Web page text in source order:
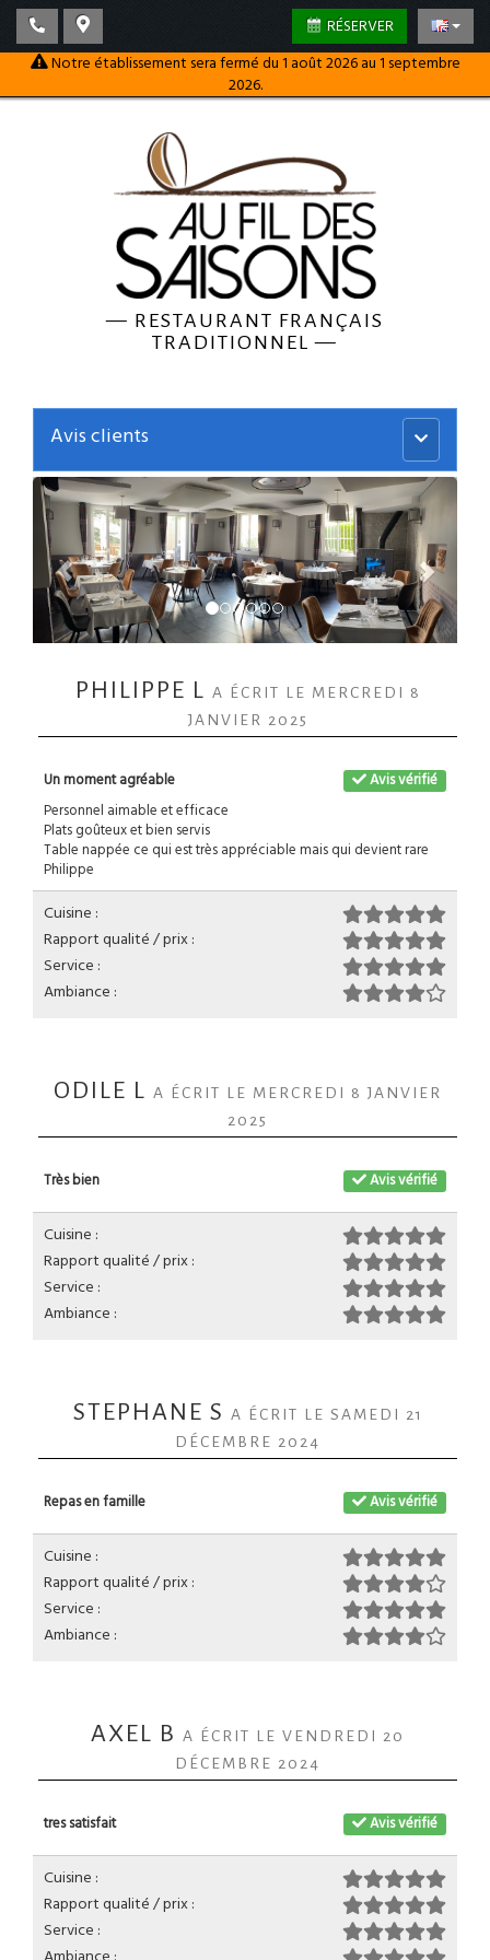
RÉSERVER
Notre établissement sera fermé du 1 août 2026 au 1 septembre
2026.
— RESTAURANT FRANÇAIS
TRADITIONNEL—
Menu
principal
Avis clients
PHILIPPE L A ÉCRIT LE MERCREDI 8
JANVIER 2025
Avis vérifié
Un moment agréable
Personnel aimable et efficace
Plats goûteux et bien servis
Table nappée ce qui est très appréciable mais qui devient rare
Philippe
Cuisine :
Rapport qualité / prix :
Service :
Ambiance :
ODILE L A ÉCRIT LE MERCREDI 8 JANVIER
2025
Avis vérifié
Très bien
Cuisine :
Rapport qualité / prix :
Service :
Ambiance :
STEPHANE S A ÉCRIT LE SAMEDI 21
DÉCEMBRE 2024
Avis vérifié
Repas en famille
Cuisine :
Rapport qualité / prix :
Service :
Ambiance :
AXEL B A ÉCRIT LE VENDREDI 20
DÉCEMBRE 2024
Avis vérifié
tres satisfait
Cuisine :
Rapport qualité / prix :
Service :